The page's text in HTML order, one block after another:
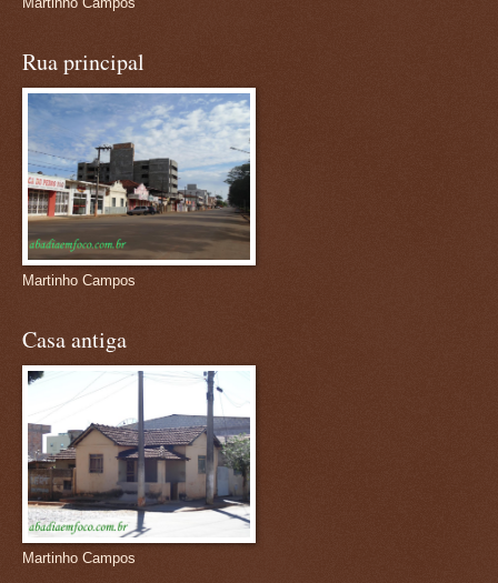
Rua principal
Martinho Campos
Casa antiga
Martinho Campos